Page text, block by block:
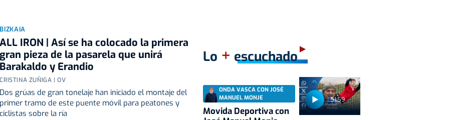
BIZKAIA
ALL IRON | Así se ha colocado la primera
gran pieza de la pasarela que unirá
Barakaldo y Erandio
CRISTINA ZUÑIGA | OV
Dos grúas de gran tonelaje han iniciado el montaje del
primer tramo de este puente móvil para peatones y
ciclistas sobre la ría
Lo + escuchado
51:59
ONDA VASCA CON JOSÉ
MANUEL MONJE
Movida Deportiva con